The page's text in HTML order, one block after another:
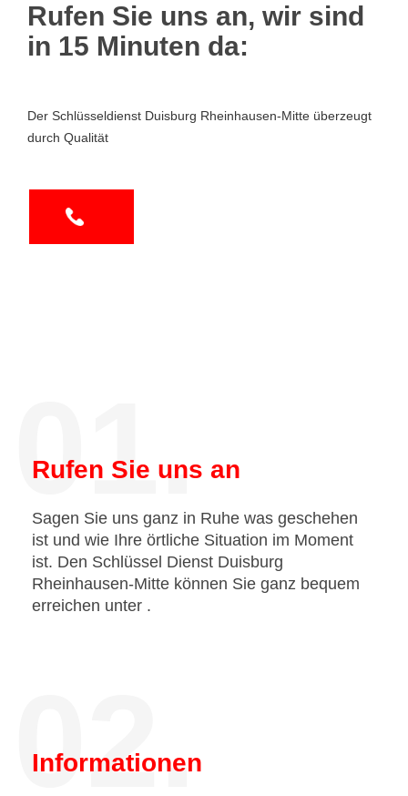
Rufen Sie uns an, wir sind
in 15 Minuten da:
Der Schlüsseldienst Duisburg Rheinhausen-Mitte überzeugt
durch Qualität
01.
Rufen Sie uns an
Sagen Sie uns ganz in Ruhe was geschehen
ist und wie Ihre örtliche Situation im Moment
ist. Den Schlüssel Dienst Duisburg
Rheinhausen-Mitte können Sie ganz bequem
erreichen unter .
02.
Informationen